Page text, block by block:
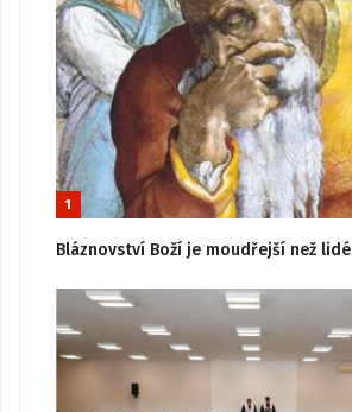
1
Bláznovství Boží je moudřejší než lidé